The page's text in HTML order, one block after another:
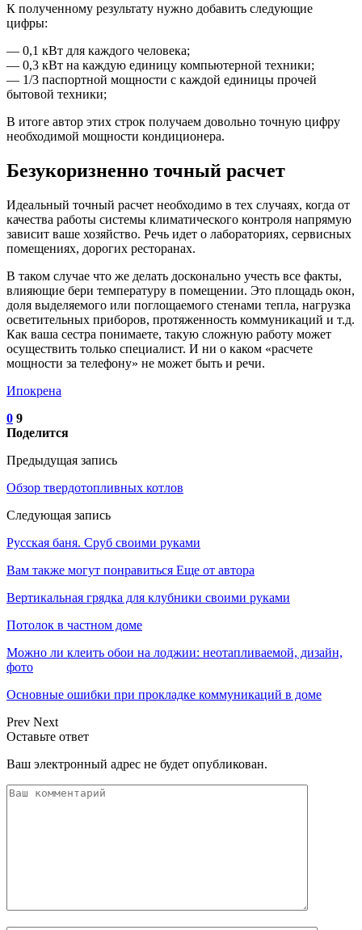
К полученному результату нужно добавить следующие
цифры:
— 0,1 кВт для каждого человека;
— 0,3 кВт на каждую единицу компьютерной техники;
— 1/3 паспортной мощности с каждой единицы прочей
бытовой техники;
В итоге автор этих строк получаем довольно точную цифру
необходимой мощности кондиционера.
Безукоризненно точный расчет
Идеальный точный расчет необходимо в тех случаях, когда от
качества работы системы климатического контроля напрямую
зависит ваше хозяйство. Речь идет о лабораториях, сервисных
помещениях, дорогих ресторанах.
В таком случае что же делать досконально учесть все факты,
влияющие бери температуру в помещении. Это площадь окон,
доля выделяемого или поглощаемого стенами тепла, нагрузка
осветительных приборов, протяженность коммуникаций и т.д.
Как ваша сестра понимаете, такую сложную работу может
осуществить только специалист. И ни о каком «расчете
мощности за телефону» не может быть и речи.
Ипокрена
0 9
Поделится
Предыдущая запись
Обзор твердотопливных котлов
Следующая запись
Русская баня. Сруб своими руками
Вам также могут понравиться Еще от автора
Вертикальная грядка для клубники своими руками
Потолок в частном доме
Можно ли клеить обои на лоджии: неотапливаемой, дизайн,
фото
Основные ошибки при прокладке коммуникаций в доме
Prev Next
Оставьте ответ
Ваш электронный адрес не будет опубликован.